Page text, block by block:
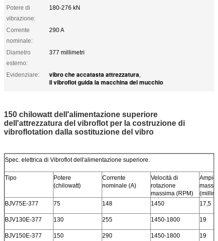
Potere di
vibrazione:
180-276 kN
Corrente
nominale:
290 A
Diametro
esterno:
377 millimetri
Evidenziare: vibro che accatasta attrezzatura,
il vibroflot guida la macchina del mucchio
150 chilowatt dell'alimentazione superiore
dell'attrezzatura del vibroflot per la costruzione di
vibroflotation dalla sostituzione del vibro
Spec. elettrica di Vibroflot dell'alimentazione superiore.
Tipo
Potere
(chilowatt)
Corrente
nominale (A)
Velocità di
rotazione
massima (RPM)
BJV75E-377
75 148 1450 17,5
BJV130E-377 130 255 1450-1800 19
BJV150E-377 150 290 1450-1800 19